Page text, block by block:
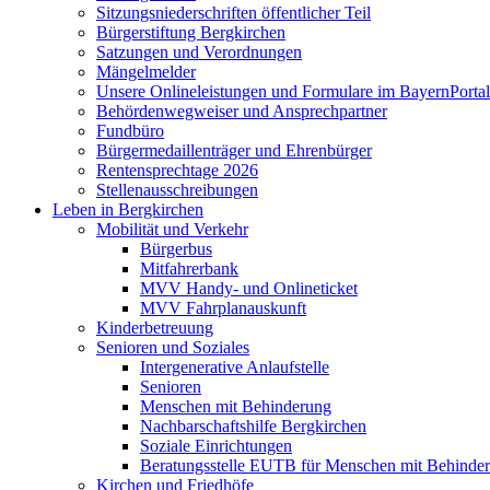
Sitzungsniederschriften öffentlicher Teil
Bürgerstiftung Bergkirchen
Satzungen und Verordnungen
Mängelmelder
Unsere Onlineleistungen und Formulare im BayernPortal
Behördenwegweiser und Ansprechpartner
Fundbüro
Bürgermedaillenträger und Ehrenbürger
Rentensprechtage 2026
Stellenausschreibungen
Leben in Bergkirchen
Mobilität und Verkehr
Bürgerbus
Mitfahrerbank
MVV Handy- und Onlineticket
MVV Fahrplanauskunft
Kinderbetreuung
Senioren und Soziales
Intergenerative Anlaufstelle
Senioren
Menschen mit Behinderung
Nachbarschaftshilfe Bergkirchen
Soziale Einrichtungen
Beratungsstelle EUTB für Menschen mit
Kirchen und Friedhöfe